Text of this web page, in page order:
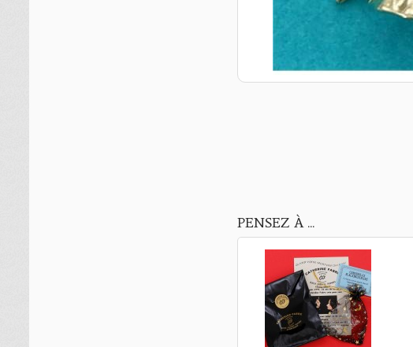
PENSEZ À ...